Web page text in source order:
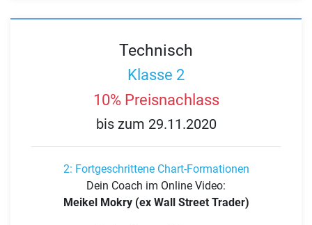
Technisch
Klasse 2
10% Preisnachlass
bis zum 29.11.2020
2: Fortgeschrittene Chart-Formationen
Dein Coach im Online Video:
Meikel Mokry (ex Wall Street Trader)